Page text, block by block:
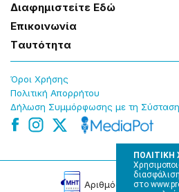
ΠΟΛΙΤΙΚΗ
στο
Δɩαφημɩστείτε Εδώ
Επɩκοɩνωνία
Tαυτότητα
Όροɩ Χρήσης
Πολɩτɩκή Απορρήτου
Δήλωση Συμμόρφωσης με τη
Αρɩθμός